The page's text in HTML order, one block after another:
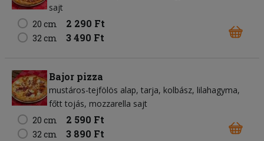
sajt
20 cm
2 290 Ft
32 cm 3 490 Ft
Bajor pizza
mustáros-tejfölös alap tarja kolbász lilahagyma
főtt tojás mozzarella sajt
20 cm
2 590 Ft
32 cm 3 890 Ft